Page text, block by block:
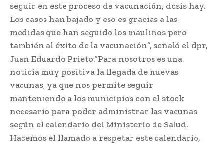
seguir en este proceso de vacunación, dosis hay.
Los casos han bajado y eso es gracias a las
medidas que han seguido los maulinos pero
también al éxito de la vacunación”, señaló el dpr,
Juan Eduardo Prieto.“Para nosotros es una
noticia muy positiva la llegada de nuevas
vacunas, ya que nos permite seguir
manteniendo a los municipios con el stock
necesario para poder administrar las vacunas
según el calendario del Ministerio de Salud.
Hacemos el llamado a respetar este calendario,